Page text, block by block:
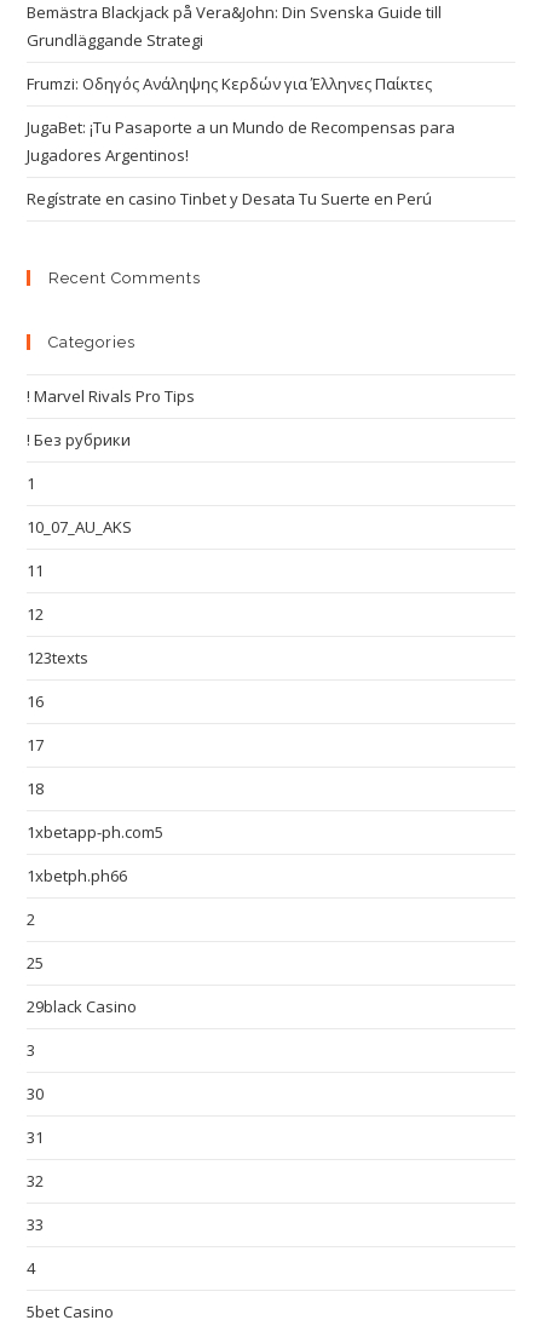
Bemästra Blackjack på Vera&John: Din Svenska Guide till
Grundläggande Strategi
Frumzi: Οδηγός Ανάληψης Κερδών για Έλληνες Παίκτες
JugaBet: ¡Tu Pasaporte a un Mundo de Recompensas para
Jugadores Argentinos!
Regístrate en casino Tinbet y Desata Tu Suerte en Perú
Recent Comments
Categories
! Marvel Rivals Pro Tips
! Без рубрики
1
10_07_AU_AKS
11
12
123texts
16
17
18
1xbetapp-ph.com5
1xbetph.ph66
2
25
29black Casino
3
30
31
32
33
4
5bet Casino